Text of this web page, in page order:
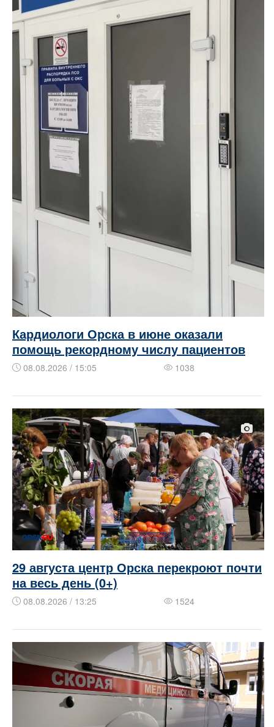
Кардиологи Орска в июне оказали
помощь рекордному числу пациентов
08.08.2026 / 15:05 1038
29 августа центр Орска перекроют почти
на весь день (0+)
08.08.2026 / 13:25 1524